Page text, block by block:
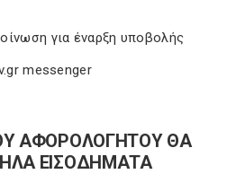
για έναρξη υποβολής
messenger
ΑΦΟΡΟΛΟΓΗΤΟΥ ΘΑ
ΕΙΣΟΔΗΜΑΤΑ